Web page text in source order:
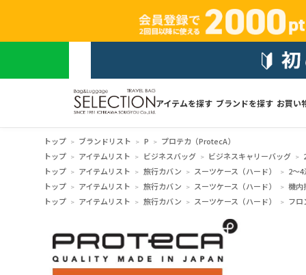
アイテムを探す ブランドを探す お買い
トップ ブランドリスト P
プロテカ（ProtecA）
トップ
アイテムリスト ビジネスバッグ ビジネスキャリーバッグ
トップ
アイテムリスト 旅行カバン スーツケース（ハード）
2～
トップ
アイテムリスト 旅行カバン スーツケース（ハード）
機内
トップ
アイテムリスト 旅行カバン スーツケース（ハード） フロ